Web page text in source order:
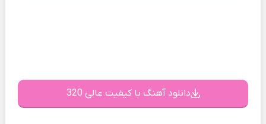
دانلود آهنگ با کیفیت عالی 320